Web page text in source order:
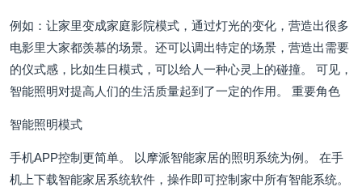
例如：让家里变成家庭影院模式，通过灯光的变化，营造出很多
电影里大家都羡慕的场景。还可以调出特定的场景，营造出需要
的仪式感，比如生日模式，可以给人一种心灵上的碰撞。 可见，
智能照明对提高人们的生活质量起到了一定的作用。 重要角色
智能照明模式
手机APP控制更简单。 以摩派智能家居的照明系统为例。 在手
机上下载智能家居系统软件，操作即可控制家中所有智能系统。